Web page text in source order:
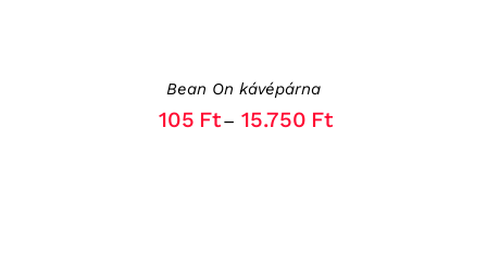
PRODUCT
PAGE
Bean On kávépárna
105 Ft– 15.750 Ft